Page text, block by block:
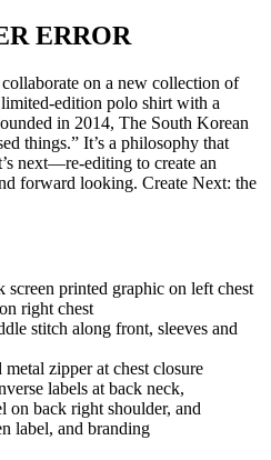
ERROR
on a new collection of
edition polo shirt with a
in 2014, The South Korean
things.” It’s a philosophy that
next—re-editing to create an
forward looking. Create Next: the
printed graphic on left chest
right chest
stitch along front, sleeves and
zipper at chest closure
labels at back neck,
on back right shoulder, and
label, and branding